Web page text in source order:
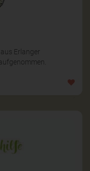
Erlanger